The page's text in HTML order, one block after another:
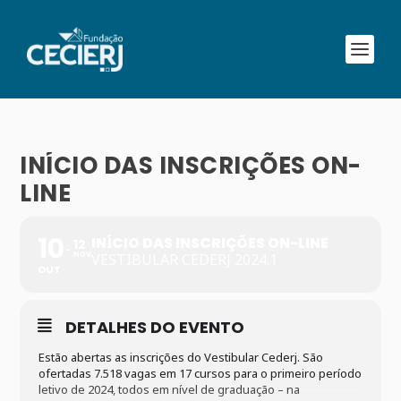
INÍCIO DAS INSCRIÇÕES ON-
LINE
DETALHES DO EVENTO
Estão abertas as inscrições do Vestibular Cederj. São
ofertadas 7.518 vagas em 17 cursos para o primeiro período
letivo de 2024, todos em nível de graduação – na